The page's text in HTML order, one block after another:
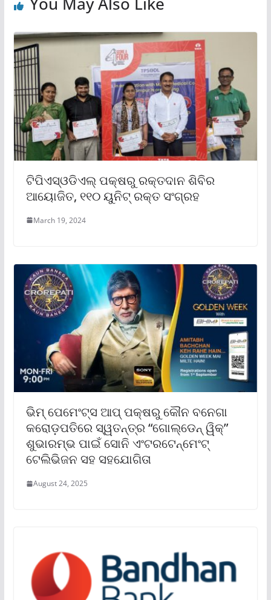
ଟିପିଏସ୍ଓଡିଏଲ୍ ପକ୍ଷରୁ ରକ୍ତଦାନ ଶିବିର
ଆୟୋଜିତ, ୧୧୦ ୟୁନିଟ୍ ରକ୍ତ ସଂଗ୍ରହ
March 19, 2024
ଭିମ୍ ପେମେଂଟ୍‌ସ ଆପ୍ ପକ୍ଷରୁ କୌନ ବନେଗା
କରୋଡ଼ପତିରେ ସ୍ୱତନ୍ତ୍ର “ଗୋଲ୍‌ଡେନ୍ ୱିକ୍‌”
ଶୁଭାରମ୍ଭ ପାଇଁ ସୋନି ଏଂଟରଟେନ୍‌ମେଂଟ୍
ଟେଲିଭିଜନ ସହ ସହଯୋଗିତା
August 24, 2025